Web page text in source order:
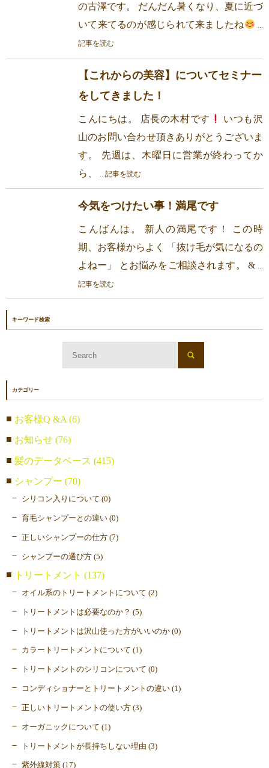
の古澤です。 だんだん暑くなり、夏に近づ
いて来てるのが感じられて来ましたね
...
記事を読む
【これからの美容】についてセミナー
をしてきました！
こんにちは。 店長の木村です
いつも沢
山のお問い合わせ頂きありがとうございま
す。 先週は、木曜日に営業が終わってか
ら、
...記事を読む
今気をつけたい事！満尾です
こんばんは。 新人の満尾です！ この時
期、お客様からよく 「抜け毛が気になるの
よねー」 とお悩みをご相談されます。 & ...
記事を読む
キーワード検索
カテゴリー
お客様Q &A (6)
お知らせ (76)
髪のデータベース (415)
シャンプー (70)
シリコン入りについて (0)
育毛シャンプーとの違い (0)
正しいシャンプーの仕方 (7)
シャンプーの選び方 (5)
トリートメント (137)
オイル系のトリートメントについて (2)
トリートメントは必要なのか？ (5)
トリートメントは沢山使った方がいいのか (0)
カラートリートメントについて (1)
トリートメントのシリコンについて (0)
コンディショナーとトリートメントの違い (1)
正しいトリートメントの使い方 (3)
オーガニックについて (1)
トリートメントが長持ちしない理由 (3)
紫外線対策 (17)